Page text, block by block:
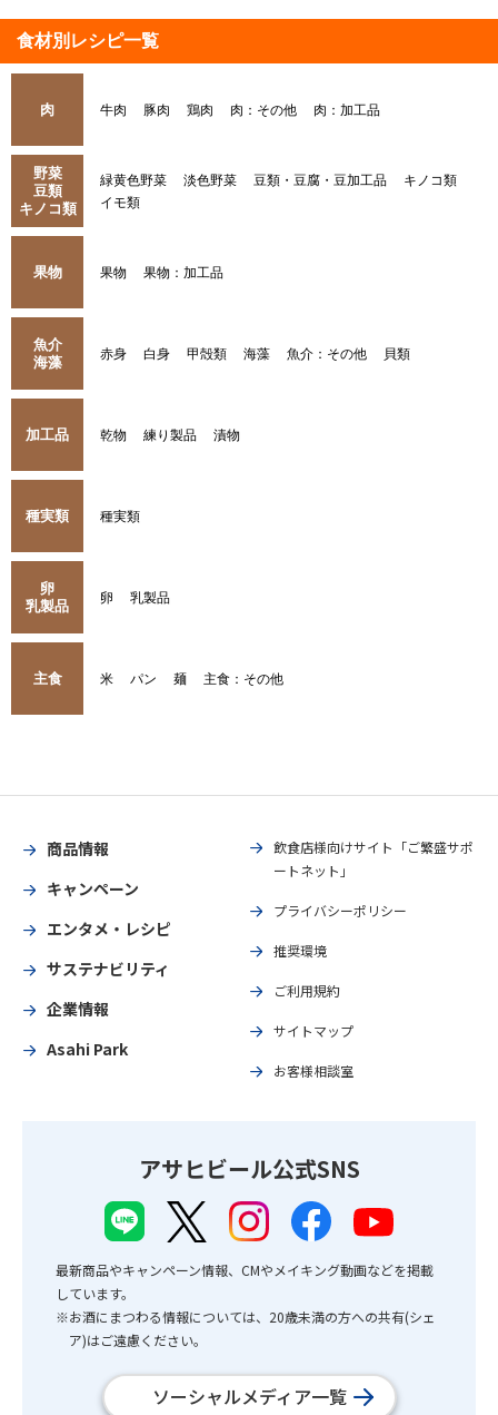
食材別レシピ一覧
肉 牛肉 豚肉 鶏肉 肉：その他 肉：加工品
野菜
豆類
キノコ類
緑黄色野菜 淡色野菜 豆類・豆腐・豆加工品
キノコ類
イモ類
果物 果物 果物：加工品
魚介
海藻
赤身 白身 甲殻類 海藻 魚介：その他 貝類
加工品 乾物 練り製品 漬物
種実類 種実類
卵
乳製品
卵 乳製品
主食 米 パン 麺 主食：その他
商品情報
キャンペーン
エンタメ・レシピ
サステナビリティ
企業情報
Asahi Park
飲食店様向けサイト「ご繁盛サポ
ートネット」
プライバシーポリシー
推奨環境
ご利用規約
サイトマップ
お客様相談室
アサヒビール公式SNS
最新商品やキャンペーン情報、CMやメイキング動画などを掲載
しています。
※お酒にまつわる情報については、20歳未満の方への共有(シェ
ア)はご遠慮ください。
ソーシャルメディア一覧